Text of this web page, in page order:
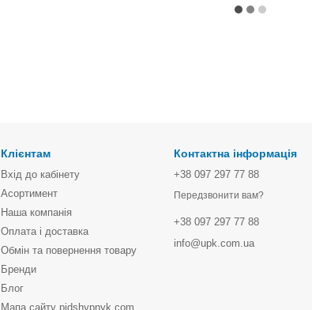
Клієнтам
Вхід до кабінету
Асортимент
Наша компанія
Оплата і доставка
Обмін та повернення товару
Бренди
Блог
Мапа сайту pidshypnyk.com
Контактна інформація
+38 097 297 77 88
Передзвонити вам?
+38 097 297 77 88
info@upk.com.ua